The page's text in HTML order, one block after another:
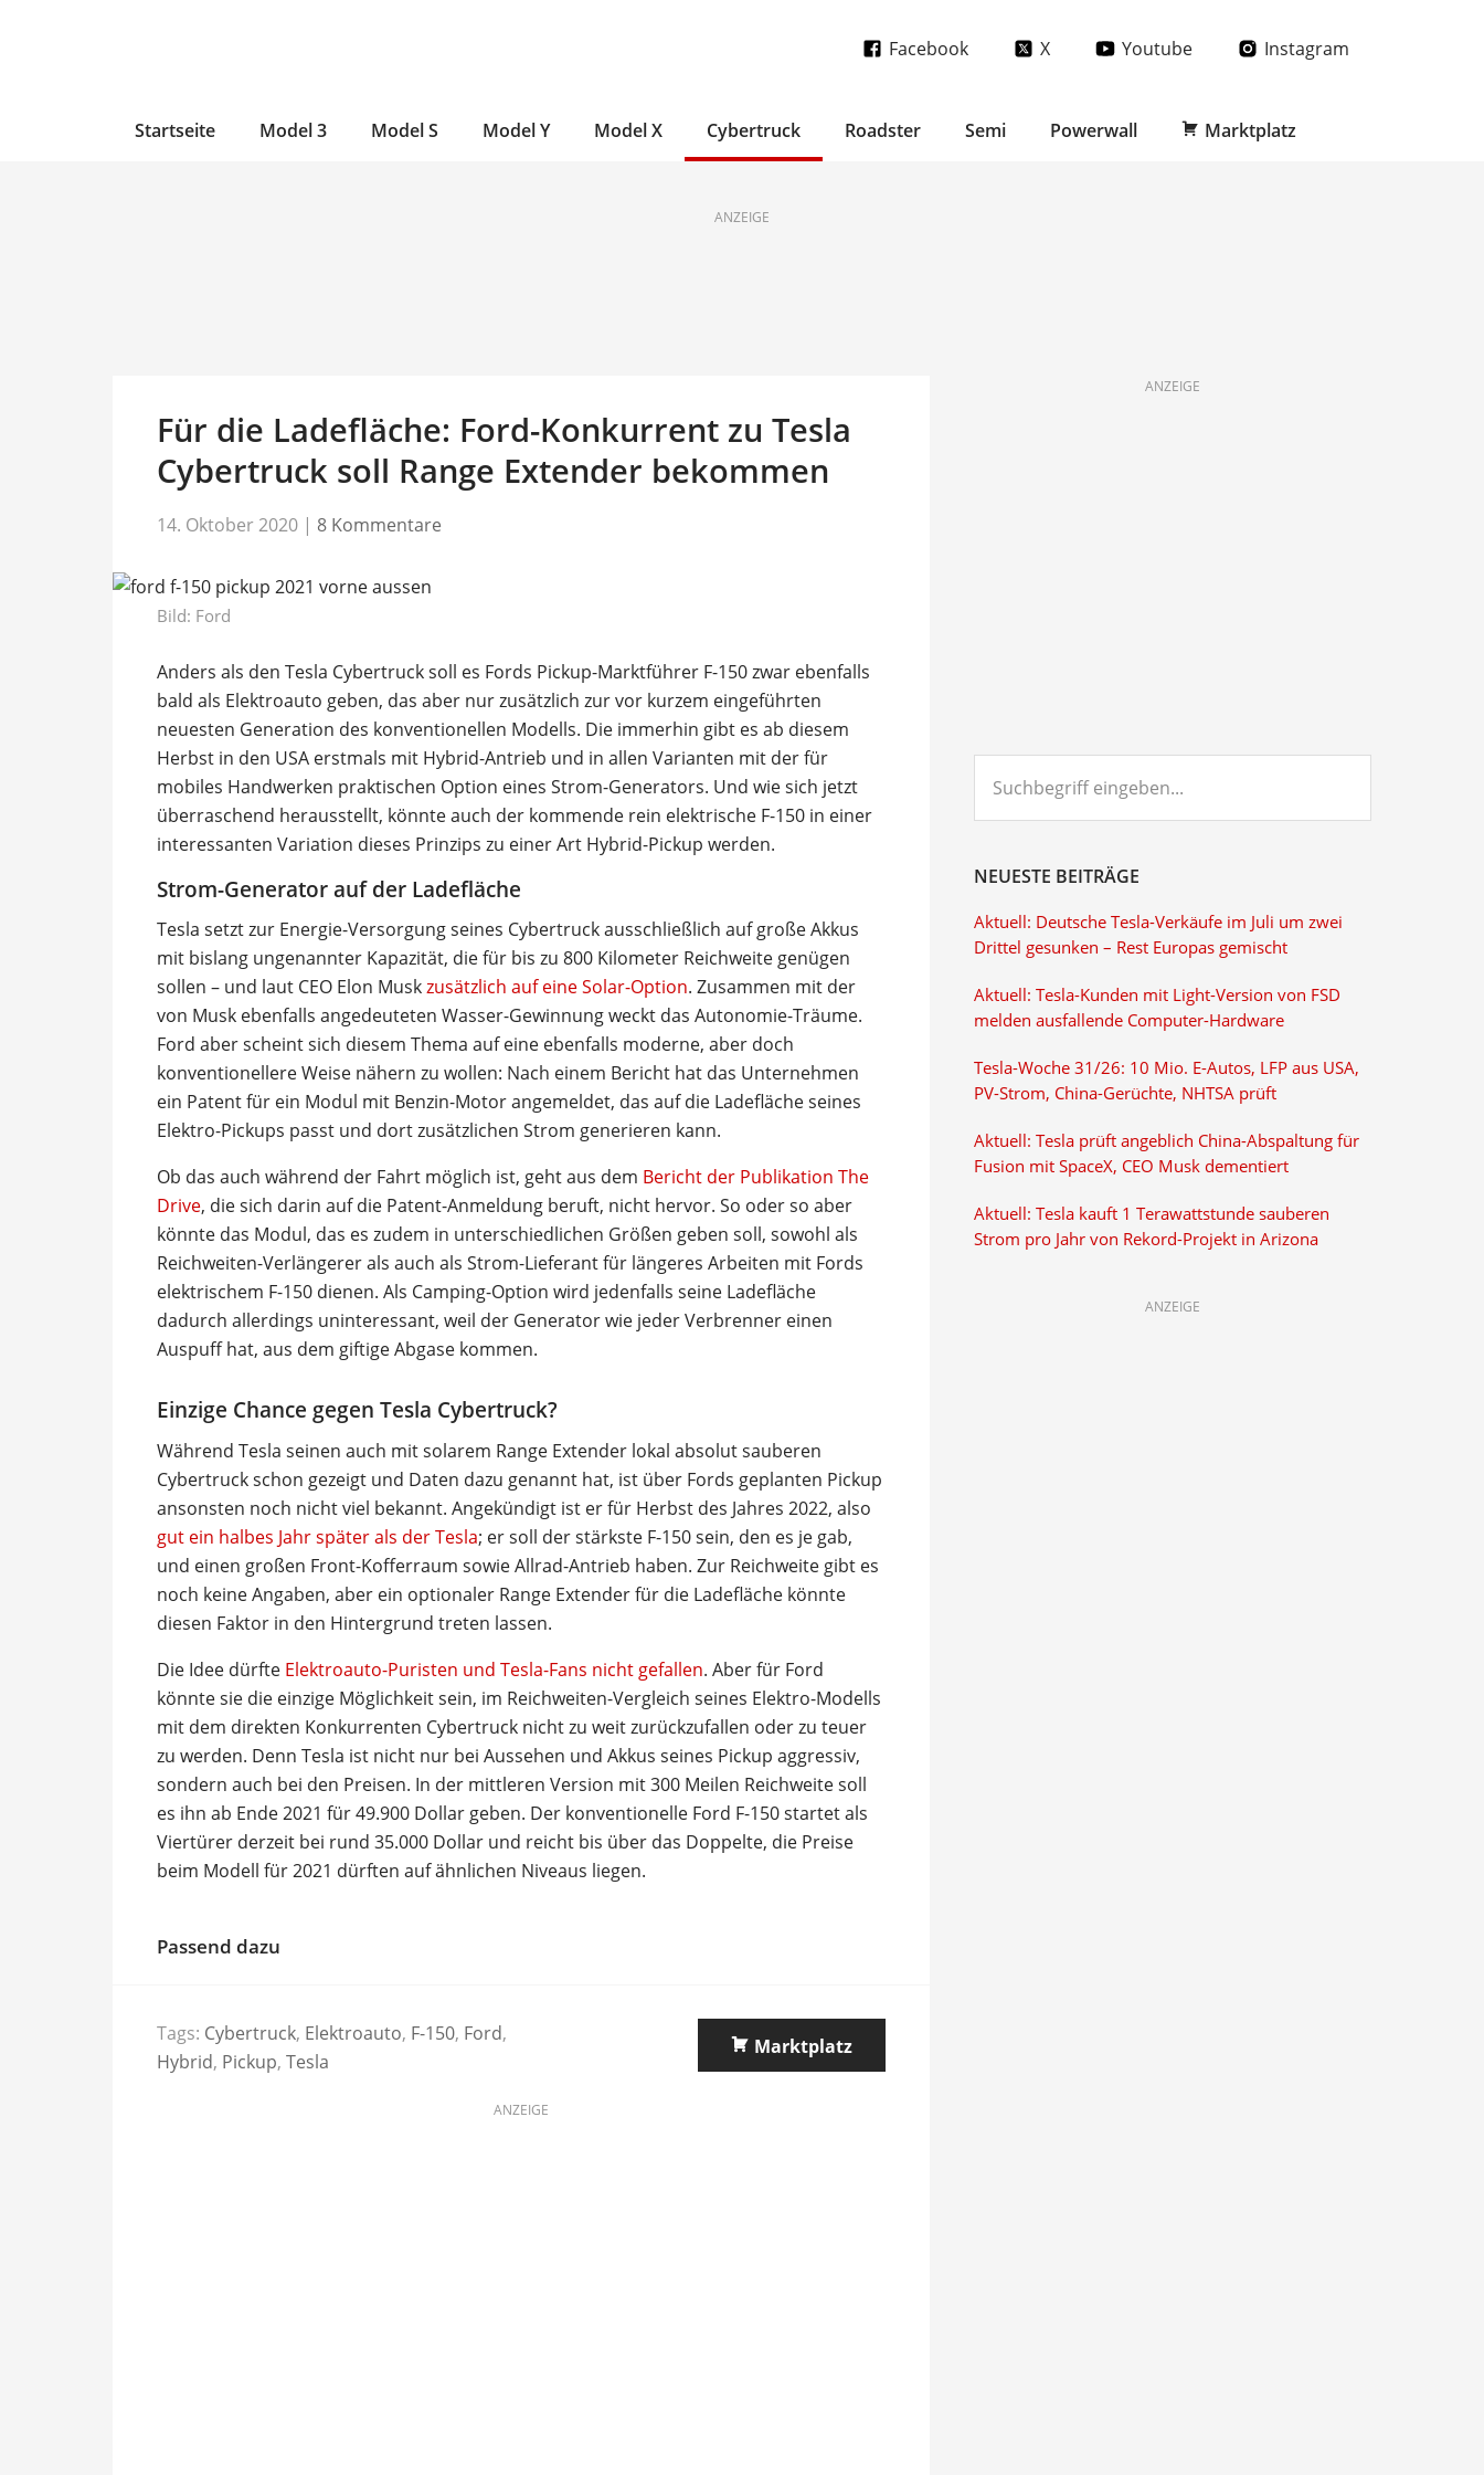
Facebook X Youtube Instagram
Startseite Model 3 Model S Model Y Model X Cybertruck Roadster Semi Powerwall Marktplatz
ANZEIGE
Für die Ladefläche: Ford-Konkurrent zu Tesla
Cybertruck soll Range Extender bekommen
14. Oktober 2020 | 8 Kommentare
Bild: Ford
Anders als den Tesla Cybertruck soll es Fords Pickup-Marktführer F-150 zwar ebenfalls
bald als Elektroauto geben, das aber nur zusätzlich zur vor kurzem eingeführten
neuesten Generation des konventionellen Modells. Die immerhin gibt es ab diesem
Herbst in den USA erstmals mit Hybrid-Antrieb und in allen Varianten mit der für
mobiles Handwerken praktischen Option eines Strom-Generators. Und wie sich jetzt
überraschend herausstellt, könnte auch der kommende rein elektrische F-150 in einer
interessanten Variation dieses Prinzips zu einer Art Hybrid-Pickup werden.
Strom-Generator auf der Ladefläche
Tesla setzt zur Energie-Versorgung seines Cybertruck ausschließlich auf große Akkus
mit bislang ungenannter Kapazität, die für bis zu 800 Kilometer Reichweite genügen
sollen – und laut CEO Elon Muskzusätzlich auf eine Solar-Option. Zusammen mit der
von Musk ebenfalls angedeuteten Wasser-Gewinnung weckt das Autonomie-Träume.
Ford aber scheint sich diesem Thema auf eine ebenfalls moderne, aber doch
konventionellere Weise nähern zu wollen: Nach einem Bericht hat das Unternehmen
ein Patent für ein Modul mit Benzin-Motor angemeldet, das auf die Ladefläche seines
Elektro-Pickups passt und dort zusätzlichen Strom generieren kann.
Ob das auch während der Fahrt möglich ist, geht aus dem Bericht der Publikation The
Drive, die sich darin auf die Patent-Anmeldung beruft, nicht hervor. So oder so aber
könnte das Modul, das es zudem in unterschiedlichen Größen geben soll, sowohl als
Reichweiten-Verlängerer als auch als Strom-Lieferant für längeres Arbeiten mit Fords
elektrischem F-150 dienen. Als Camping-Option wird jedenfalls seine Ladefläche
dadurch allerdings uninteressant, weil der Generator wie jeder Verbrenner einen
Auspuff hat, aus dem giftige Abgase kommen.
Einzige Chance gegen Tesla Cybertruck?
Während Tesla seinen auch mit solarem Range Extender lokal absolut sauberen
Cybertruck schon gezeigt und Daten dazu genannt hat, ist über Fords geplanten Pickup
ansonsten noch nicht viel bekannt. Angekündigt ist er für Herbst des Jahres 2022, also
gut ein halbes Jahr später als der Tesla; er soll der stärkste F-150 sein, den es je gab,
und einen großen Front-Kofferraum sowie Allrad-Antrieb haben. Zur Reichweite gibt es
noch keine Angaben, aber ein optionaler Range Extender für die Ladefläche könnte
diesen Faktor in den Hintergrund treten lassen.
Die Idee dürfte Elektroauto-Puristen und Tesla-Fans nicht gefallen. Aber für Ford
könnte sie die einzige Möglichkeit sein, im Reichweiten-Vergleich seines Elektro-Modells
mit dem direkten Konkurrenten Cybertruck nicht zu weit zurückzufallen oder zu teuer
zu werden. Denn Tesla ist nicht nur bei Aussehen und Akkus seines Pickup aggressiv,
sondern auch bei den Preisen. In der mittleren Version mit 300 Meilen Reichweite soll
es ihn ab Ende 2021 für 49.900 Dollar geben. Der konventionelle Ford F-150 startet als
Viertürer derzeit bei rund 35.000 Dollar und reicht bis über das Doppelte, die Preise
beim Modell für 2021 dürften auf ähnlichen Niveaus liegen.
Passend dazu
Tags: Cybertruck, Elektroauto, F-150, Ford,
Hybrid, Pickup, Tesla
Marktplatz
ANZEIGE
ANZEIGE
eingeben...
NEUESTE BEITRÄGE
Aktuell: Deutsche Tesla-Verkäufe im Juli um zwei
Drittel gesunken – Rest Europas gemischt
Aktuell: Tesla-Kunden mit Light-Version von FSD
melden ausfallende Computer-Hardware
Tesla-Woche 31/26: 10 Mio. E-Autos, LFP aus USA,
PV-Strom, China-Gerüchte, NHTSA prüft
Aktuell: Tesla prüft angeblich China-Abspaltung für
Fusion mit SpaceX, CEO Musk dementiert
Aktuell: Tesla kauft 1 Terawattstunde sauberen
Strom pro Jahr von Rekord-Projekt in Arizona
ANZEIGE